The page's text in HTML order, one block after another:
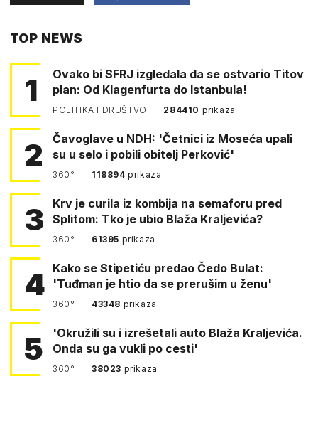
TOP NEWS
1
Ovako bi SFRJ izgledala da se ostvario Titov
plan: Od Klagenfurta do Istanbula!
POLITIKA I DRUŠTVO 284410 prikaza
2
Čavoglave u NDH: 'Četnici iz Moseća upali
su u selo i pobili obitelj Perković'
360° 118894prikaza
3
Krv je curila iz kombija na semaforu pred
Splitom: Tko je ubio Blaža Kraljevića?
360° 61395 prikaza
4 Kako se Stipetiću predao Čedo Bulat:
'Tuđman je htio da se prerušim u ženu'
360° 43348 prikaza
5
'Okružili su i izrešetali auto Blaža Kraljevića.
Onda su ga vukli po cesti'
360° 38023 prikaza